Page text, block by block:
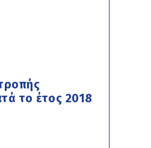
το έτος 2018